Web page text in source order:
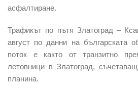
асфалтиране.
Трафикът по пътя Златоград –
август по данни на българската
поток е както от транзитно
летовници в Златоград,
планина.